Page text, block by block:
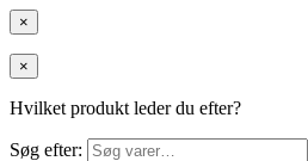
×
×
Hvilket produkt leder du efter?
Søg efter: